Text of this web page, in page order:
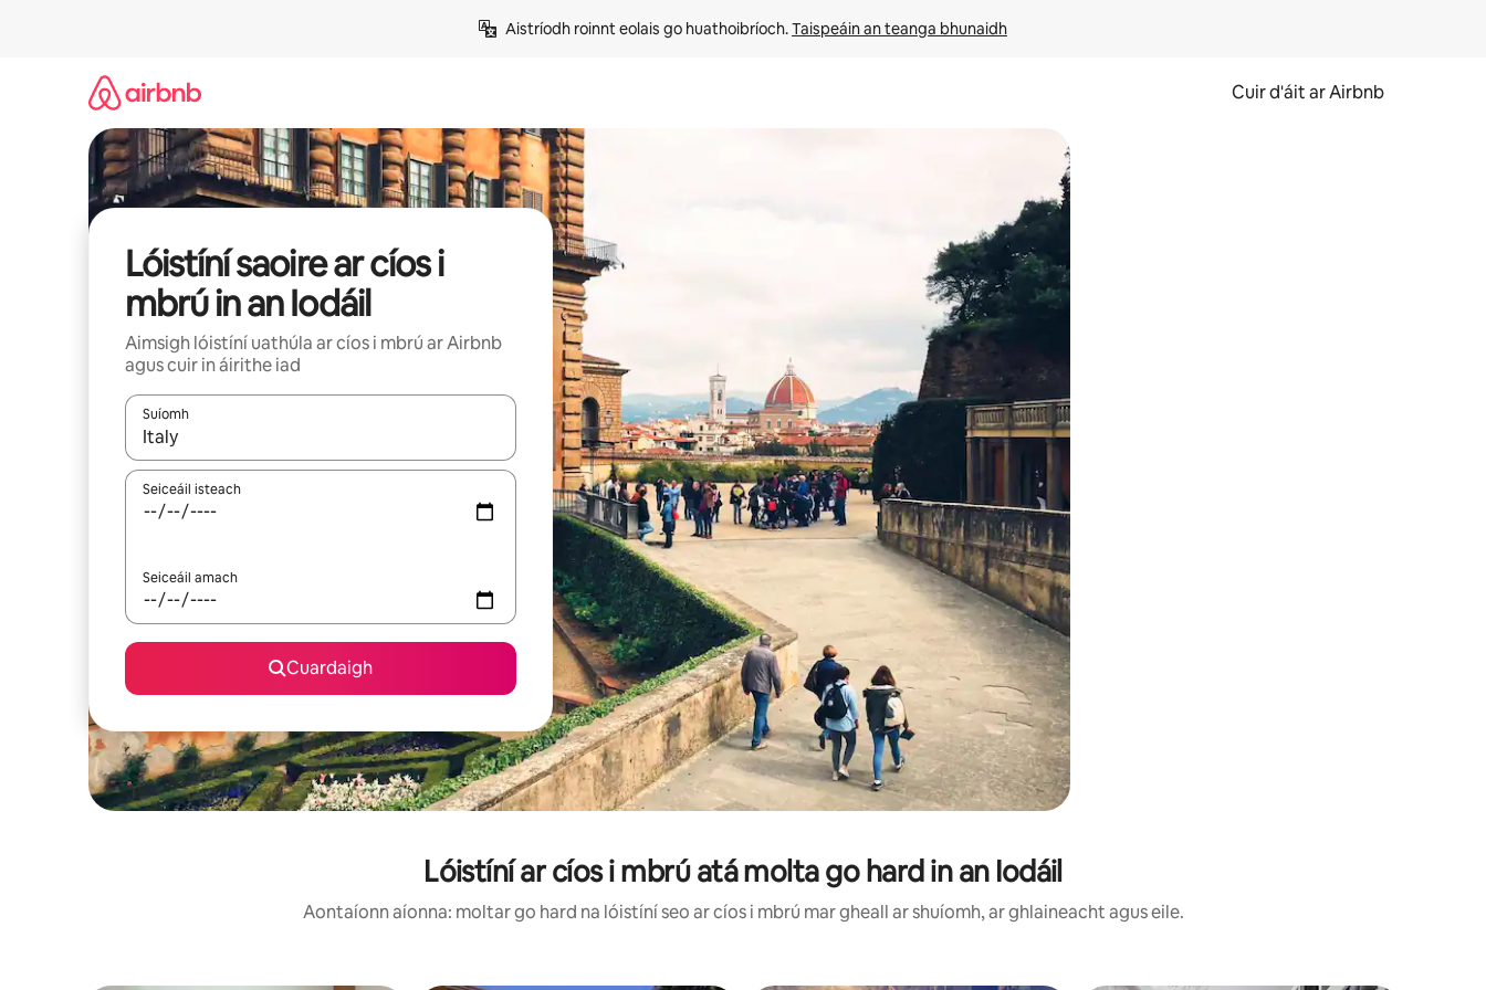
Aistríodh roinnt eolais go huathoibríoch. Taispeáin an teanga bhunaidh
Cuir d'áit ar Airbnb
Lóistíní saoire ar cíos i
mbrú in an Iodáil
Aimsigh lóistíní uathúla ar cíos i mbrú ar Airbnb
agus cuir in áirithe iad
Suíomh
Nuair a bheidh torthaí ar fáil, déan nascleanúint le saigheadeochracha suas agus síos nó déan iniúchadh trí thadhall nó svaidhpeáil.
Seiceáil isteach
Seiceáil amach
Cuardaigh
Lóistíní ar cíos i mbrú atá molta go hard in an Iodáil
Aontaíonn aíonna: moltar go hard na lóistíní seo ar cíos i mbrú mar gheall ar shuíomh, ar ghlaineacht agus eile.